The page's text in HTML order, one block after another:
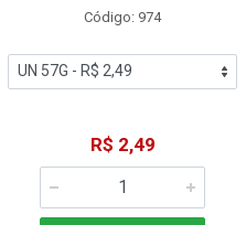
Código: 974
R$ 2,49